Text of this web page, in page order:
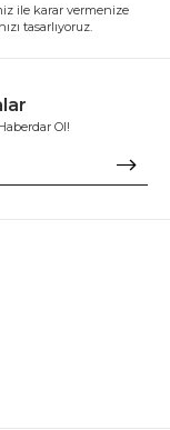
ile karar vermenize
tasarlıyoruz.
Ol!